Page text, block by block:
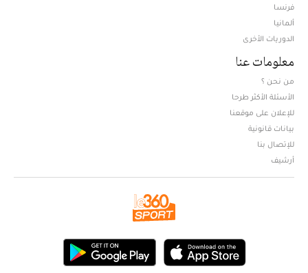
فرنسا
ألمانيا
الدوريات الأخرى
معلومات عنا
من نحن ؟
الأسئلة الأكثر طرحا
للإعلان على موقعنا
بيانات قانونية
للإتصال بنا
أرشيف